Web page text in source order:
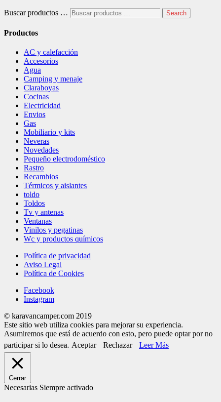
Buscar productos … Search
Productos
AC y calefacción
Accesorios
Agua
Camping y menaje
Claraboyas
Cocinas
Electricidad
Envios
Gas
Mobiliario y kits
Neveras
Novedades
Pequeño electrodoméstico
Rastro
Recambios
Térmicos y aislantes
toldo
Toldos
Tv y antenas
Ventanas
Vinilos y pegatinas
Wc y productos químicos
Política de privacidad
Aviso Legal
Política de Cookies
Facebook
Instagram
© karavancamper.com 2019
Este sitio web utiliza cookies para mejorar su experiencia.
Asumiremos que está de acuerdo con esto, pero puede optar por no
participar si lo desea. Aceptar Rechazar Leer Más
Cerrar
Necesarias Siempre activado